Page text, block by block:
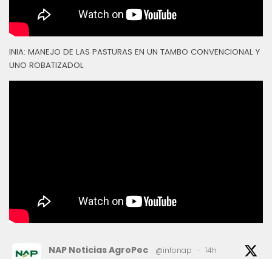
INIA: MANEJO DE LAS PASTURAS EN UN TAMBO CONVENCIONAL Y
UNO ROBATIZADOL
NAP Noticias AgroPec @infonap · 14h